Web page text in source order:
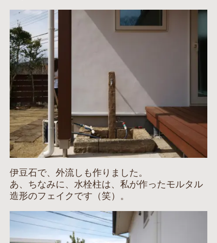
伊豆石で、外流しも作りました。
あ、ちなみに、水栓柱は、私が作ったモルタル
造形のフェイクです（笑）。